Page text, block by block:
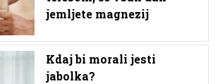
jemljete magnezij
Kdaj bi morali jesti
jabolka?